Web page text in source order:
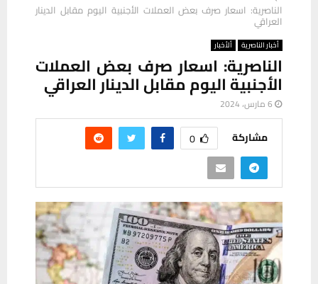
الناصرية: اسعار صرف بعض العملات الأجنبية اليوم مقابل الدينار
العراقي
أخبار الناصرية ألأخبار
الناصرية: اسعار صرف بعض العملات
الأجنبية اليوم مقابل الدينار العراقي
6 مارس، 2024
مشاركة 0